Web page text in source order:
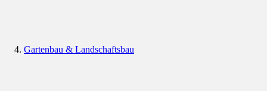
Gartenbau & Landschaftsbau